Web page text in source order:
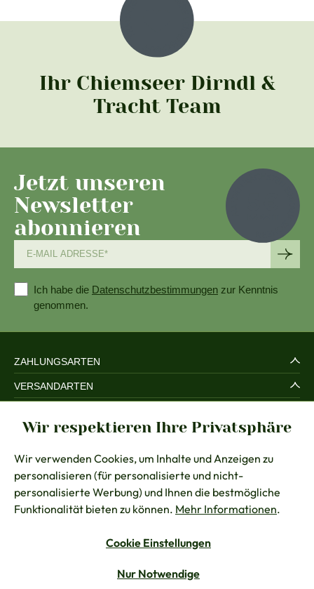
Ihr Chiemseer Dirndl &
Tracht Team
Jetzt unseren
Newsletter
abonnieren
Ich habe die Datenschutzbestimmungen zur Kenntnis
genommen.
ZAHLUNGSARTEN
VERSANDARTEN
RECHTLICHES
BERATUNG
KONTAKT
Vertrag widerrufen
Wir respektieren Ihre Privatsphäre
Wir verwenden Cookies, um Inhalte und Anzeigen zu
personalisieren (für personalisierte und nicht-
personalisierte Werbung) und Ihnen die bestmögliche
Funktionalität bieten zu können. Mehr Informationen.
Cookie Einstellungen
Nur Notwendige